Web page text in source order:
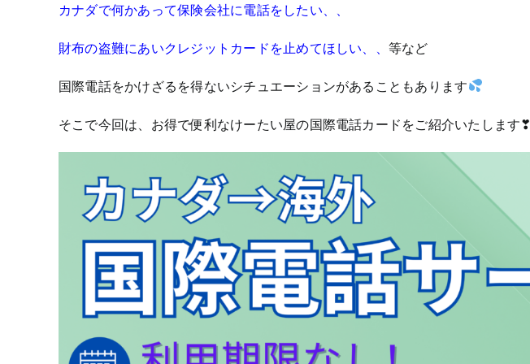
カナダで何かあって保険会社に電話をしたい、、
財布の盗難にあいクレジットカードを止めてほしい、、 等など
国際電話をかけざるを得ないシチュエーションがあることもあります
そこで今回は、お得で便利なけーたい屋の国際電話カードをご紹介いたします❣